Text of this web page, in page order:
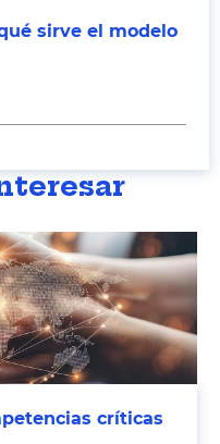
sirve el modelo
críticas